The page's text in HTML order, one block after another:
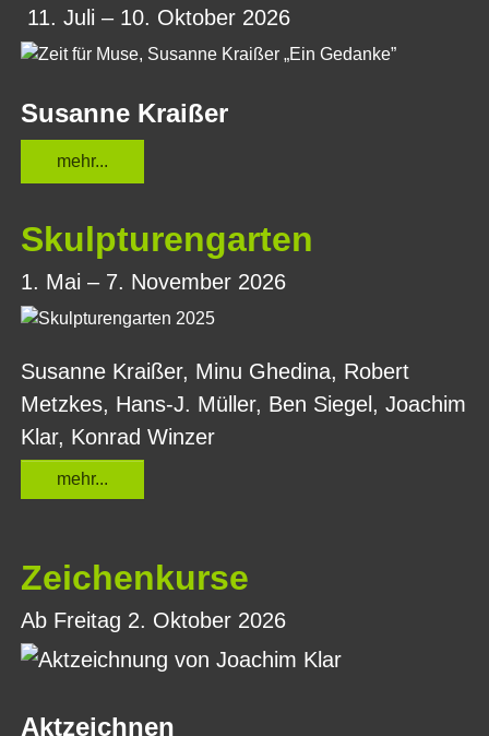
11. Juli – 10. Oktober 2026
Susanne Kraißer
mehr...
Skulpturengarten
1. Mai – 7. November 2026
Susanne Kraißer, Minu Ghedina, Robert
Metzkes, Hans-J. Müller, Ben Siegel,Joachim
Klar, Konrad Winzer
mehr...
Zeichenkurse
Ab Freitag 2. Oktober 2026
Aktzeichnen